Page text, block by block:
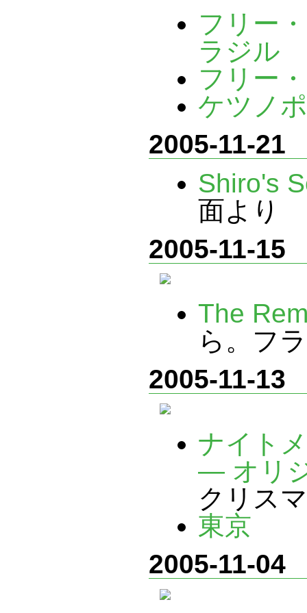
フリー
ラジル
フリー
ケツノ
2005-11-21
Shiro's
面より
2005-11-15
The
ら。フ
2005-11-13
ナイト
― オリ
クリス
東京
2005-11-04